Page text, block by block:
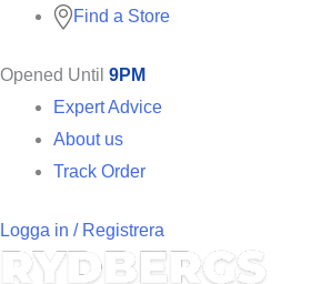
Find a Store
Opened Until 9PM
Expert Advice
About us
Track Order
Logga in / Registrera